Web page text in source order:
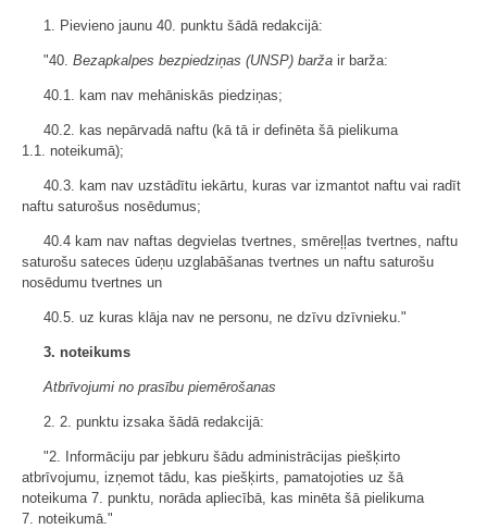
1. Pievieno jaunu 40. punktu šādā redakcijā:
"40. Bezapkalpes bezpiedziņas (UNSP) barža ir barža:
40.1. kam nav mehāniskās piedziņas;
40.2. kas nepārvadā naftu (kā tā ir definēta šā pielikuma
1.1. noteikumā);
40.3. kam nav uzstādītu iekārtu, kuras var izmantot naftu vai radīt
naftu saturošus nosēdumus;
40.4 kam nav naftas degvielas tvertnes, smēreļļas tvertnes, naftu
saturošu sateces ūdeņu uzglabāšanas tvertnes un naftu saturošu
nosēdumu tvertnes un
40.5. uz kuras klāja nav ne personu, ne dzīvu dzīvnieku."
3. noteikums
Atbrīvojumi no prasību piemērošanas
2. 2. punktu izsaka šādā redakcijā:
"2. Informāciju par jebkuru šādu administrācijas piešķirto
atbrīvojumu, izņemot tādu, kas piešķirts, pamatojoties uz šā
noteikuma 7. punktu, norāda apliecībā, kas minēta šā pielikuma
7. noteikumā."